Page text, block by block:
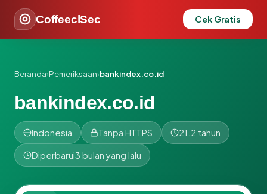
CoffeeclSec Cek Gratis
Beranda›Pemeriksaan›bankindex.co.id
bankindex.co.id
Indonesia Tanpa HTTPS 21.2 tahun
Diperbarui3 bulan yang lalu